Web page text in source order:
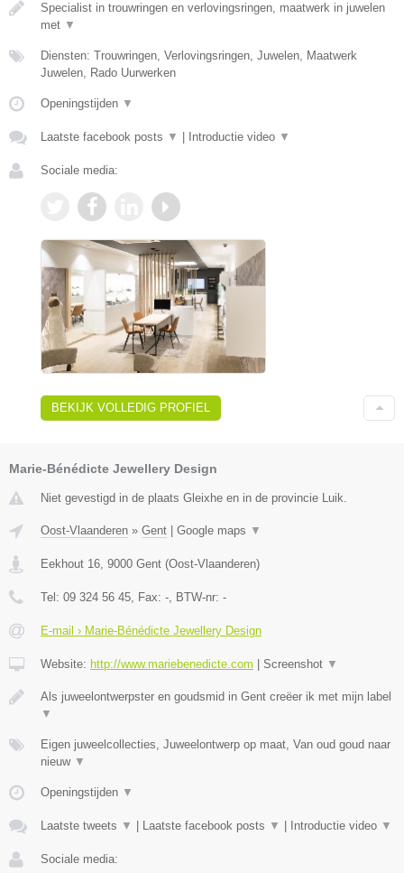
Specialist in trouwringen en verlovingsringen, maatwerk in juwelen
met ▼
Diensten: Trouwringen, Verlovingsringen, Juwelen, Maatwerk
Juwelen, Rado Uurwerken
Openingstijden ▼
Laatste facebook posts ▼ Introductie video ▼
Sociale media:
BEKIJK VOLLEDIG PROFIEL
Marie-Bénédicte Jewellery Design
Niet gevestigd in de plaats Gleixhe en in de provincie Luik.
Oost-Vlaanderen » Gent Google maps ▼
Eekhout 16, 9000 Gent (Oost-Vlaanderen)
Tel: 09 324 56 45, Fax: -, BTW-nr: -
E-mail › Marie-Bénédicte Jewellery Design
Website: http://www.mariebenedicte.com Screenshot ▼
Als juweelontwerpster en goudsmid in Gent creëer ik met mijn label
▼
Eigen juweelcollecties, Juweelontwerp op maat, Van oud goud naar
nieuw ▼
Openingstijden ▼
Laatste tweets ▼ Laatste facebook posts ▼ Introductie video ▼
Sociale media: